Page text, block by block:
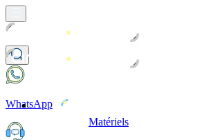
Matériels
WhatsApp